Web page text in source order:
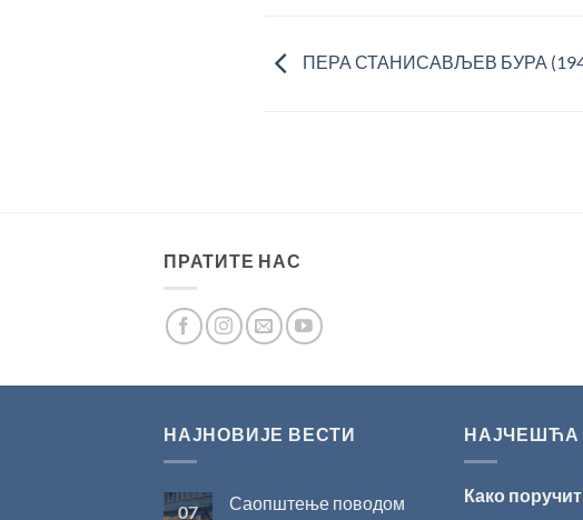
ПЕРА СТАНИСАВЉЕВ БУРА
ПРАТИТЕ НАС
НАЈНОВИЈЕ ВЕСТИ
07
Саопштење поводом
НАЈЧЕШЋА
Како